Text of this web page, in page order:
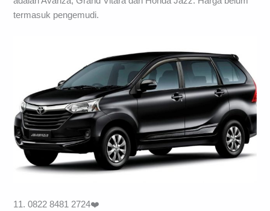
termasuk pengemudi.
11. 0822 8481 2724❤️